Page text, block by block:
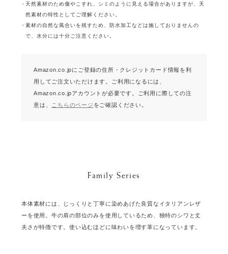
天然素材のため傷やこすれ、シミのように見える場合がありますが、天
然素材の特性としてご理解ください。
素材の自然な風合いを残すため、防水加工などは施しておりませんの
で、水分には十分ご注意ください。
Amazon.co.jpにご登録の住所・クレジットカード情報を利
用してご注文いただけます。
ご利用になるには、
Amazon.co.jpアカウントが必要です。
ご利用に際しての注
意は、
こちらのページ をご確認ください。
Family Series
本体素材には、じっくりと丁寧に染めあげた良質なイタリアンレザ
ーを使用。牛の肩の部位のみを使用しているため、独特のシワと丈
夫さが特徴です。使い込むほどに味わいを増す革になっています。